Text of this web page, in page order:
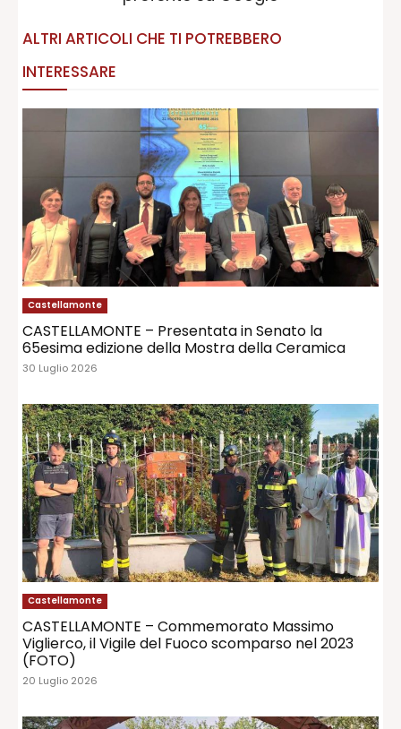
ALTRI ARTICOLI CHE TI POTREBBERO
INTERESSARE
Castellamonte
CASTELLAMONTE – Presentata in Senato la
65esima edizione della Mostra della Ceramica
30 Luglio 2026
Castellamonte
CASTELLAMONTE – Commemorato Massimo
Viglierco, il Vigile del Fuoco scomparso nel 2023
(FOTO)
20 Luglio 2026